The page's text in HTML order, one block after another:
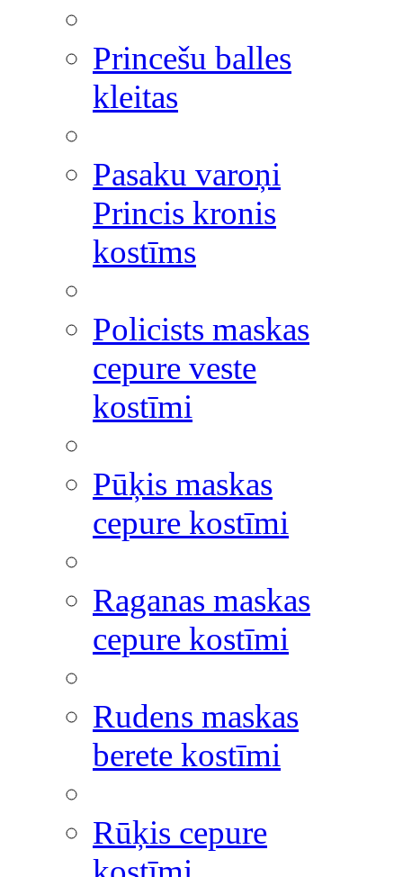
Princešu balles
kleitas
Pasaku varoņi
Princis kronis
kostīms
Policists maskas
cepure veste
kostīmi
Pūķis maskas
cepure kostīmi
Raganas maskas
cepure kostīmi
Rudens maskas
berete kostīmi
Rūķis cepure